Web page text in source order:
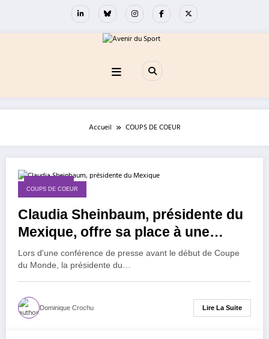
Accueil COUPS DE COEUR
11 juin 2026
COUPS DE COEUR
Claudia Sheinbaum, présidente du
Mexique, offre sa place à une
femme !
Lors d'une conférence de presse avant le début de Coupe
du Monde, la présidente du…
Dominique Crochu Lire La Suite